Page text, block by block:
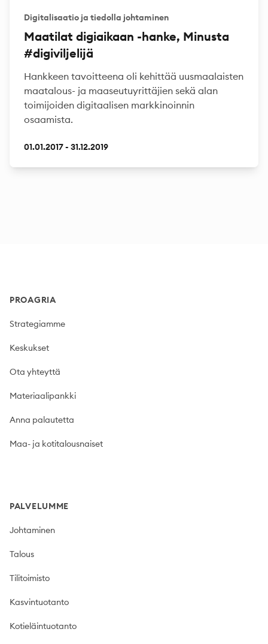
Digitalisaatio ja tiedolla johtaminen
Maatilat digiaikaan -hanke, Minusta
#digiviljelijä
Hankkeen tavoitteena oli kehittää uusmaalaisten
maatalous- ja maaseutuyrittäjien sekä alan
toimijoiden digitaalisen markkinoinnin
osaamista.
01.01.2017 - 31.12.2019
PROAGRIA
Strategiamme
Keskukset
Ota yhteyttä
Materiaalipankki
Anna palautetta
Maa- ja kotitalousnaiset
PALVELUMME
Johtaminen
Talous
Tilitoimisto
Kasvintuotanto
Kotieläintuotanto